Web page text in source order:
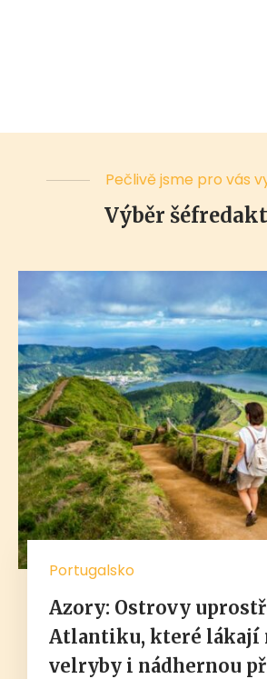
Pečlivě jsme pro vás
Výběr
Portugalsko
Azory: Ostrovy
Atlantiku, které lákají
velryby i nádhernou